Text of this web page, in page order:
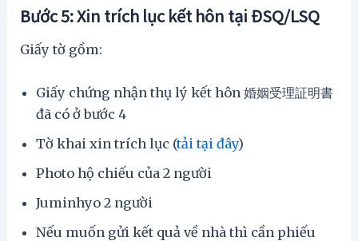
Bước 5: Xin trích lục kết hôn tại ĐSQ/LSQ
Giấy tờ gồm:
Giấy chứng nhận thụ lý kết hôn 婚姻受理証明書
đã có ở bước 4
Tờ khai xin trích lục (tải tại đây)
Photo hộ chiếu của 2 người
Juminhyo 2 người
Nếu muốn gửi kết quả về nhà thì cần phiếu